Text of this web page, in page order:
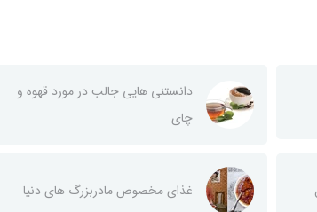
دانستنی هایی جالب در مورد قهوه و
چای
غذای مخصوص مادربزرگ های دنیا